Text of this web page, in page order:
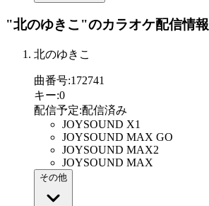
"北のゆきこ"のカラオケ配信情報
北のゆきこ
曲番号:172741
キー:0
配信予定:配信済み
JOYSOUND X1
JOYSOUND MAX GO
JOYSOUND MAX2
JOYSOUND MAX
その他